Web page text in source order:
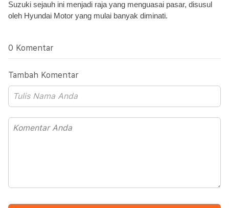
Suzuki sejauh ini menjadi raja yang menguasai pasar, disusul
oleh Hyundai Motor yang mulai banyak diminati.
0 Komentar
Tambah Komentar